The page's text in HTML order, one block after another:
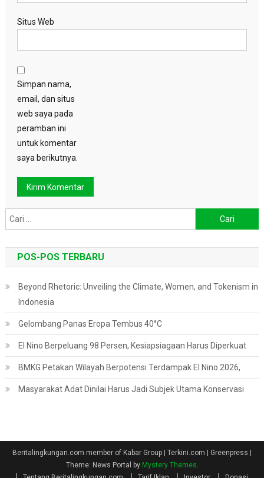
Situs Web
Simpan nama,
email, dan situs
web saya pada
peramban ini
untuk komentar
saya berikutnya.
untuk:
POS-POS TERBARU
Beyond Rhetoric: Unveiling the Climate, Women, and Tokenism in
Indonesia
Gelombang Panas Eropa Tembus 40°C
El Nino Berpeluang 98 Persen, Kesiapsiagaan Harus Diperkuat
BMKG Petakan Wilayah Berpotensi Terdampak El Nino 2026,
Masyarakat Adat Dinilai Harus Jadi Subjek Utama Konservasi
Beritalingkungan.com member of Kabar Group | Terkini.com | Greenpress
Theme: News Portal by Mystery Themes.